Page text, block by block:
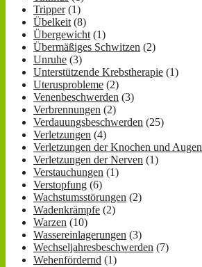
Tripper(1)
Übelkeit (8)
Übergewicht (1)
Übermäßiges Schwitzen (2)
Unruhe (3)
Unterstützende Krebstherapie (1)
Uterusprobleme (2)
Venenbeschwerden (3)
Verbrennungen (2)
Verdauungsbeschwerden (25)
Verletzungen (4)
Verletzungen der Knochen und Augen
Verletzungen der Nerven (1)
Verstauchungen (1)
Verstopfung (6)
Wachstumsstörungen (2)
Wadenkrämpfe (2)
Warzen (10)
Wassereinlagerungen (3)
Wechseljahresbeschwerden (7)
Wehenfördernd (1)